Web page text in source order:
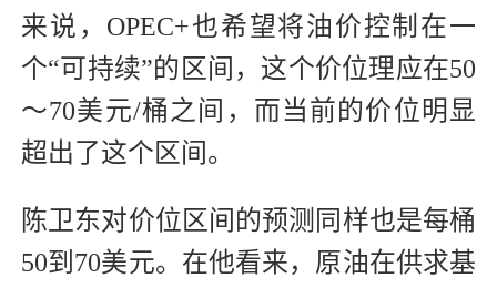
来说，OPEC+也希望将油价控制在一
个“可持续”的区间，这个价位理应在50
～70美元/桶之间，而当前的价位明显
超出了这个区间。
陈卫东对价位区间的预测同样也是每桶
50到70美元。在他看来，原油在供求基